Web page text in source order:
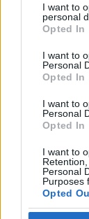
not limited to
grant or deny
use your data
consent section.
I want to
personal
Opted In
I want to
Personal
Opted In
I want to
Personal
Opted In
I want to
Personal
Purposes
Opted
MELEGA
2018.
Az ellenzéki
Tivadarral
MOST MÁR
INDULHAT
2018.
LÁSZLÓ
AZ
2018. augusztus.
Sőt, a